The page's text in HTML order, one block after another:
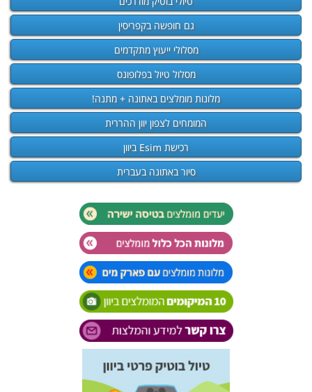
גם חופשה בקפריסין
מסלולי ייעוץ מתקדמים
מסלול טיול בפלופונס
מלונות מומלצים באתונה + מתנה!
המומחים לצפון יוון ההררית
רכישת Esim ביוון
סיור באתונה בעברית